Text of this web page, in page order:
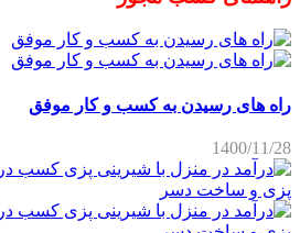
راه های رسیدن به کسب و کار موفق
1400/11/28